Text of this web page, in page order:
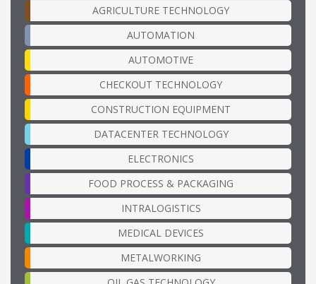
AGRICULTURE TECHNOLOGY
AUTOMATION
AUTOMOTIVE
CHECKOUT TECHNOLOGY
CONSTRUCTION EQUIPMENT
DATACENTER TECHNOLOGY
ELECTRONICS
FOOD PROCESS & PACKAGING
INTRALOGISTICS
MEDICAL DEVICES
METALWORKING